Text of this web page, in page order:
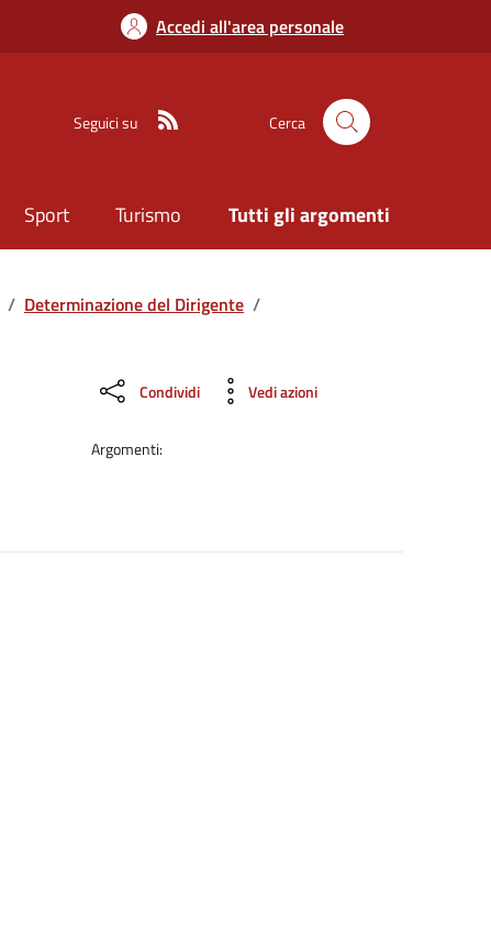
Accedi all'area personale
Seguici su Cerca
Sport Turismo Tutti gli argomenti
/ Determinazione del Dirigente /
Condividi Vedi azioni
Argomenti: